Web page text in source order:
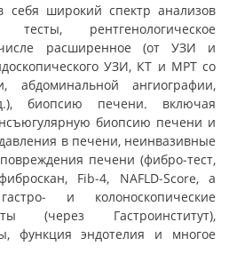
себя широкий спектр анализов
рентгенологическое
расширенное (от УЗИ и
УЗИ, КТ и МРТ со
абдоминальной ангиографии,
биопсию печени. включая
биопсию печени и
в печени, неинвазивные
печени (фибро-тест,
Fib-4, NAFLD-Score, а
и колоноскопические
(через Гастроинститут),
функция эндотелия и многое